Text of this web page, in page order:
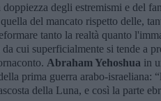
degli estremismi e del
del mancato rispetto delle,
tanto la realtà quanto
cui superficialmente si tende a
Abraham Yehoshua in
prima guerra arabo-israeliana:
della Luna, e così la parte